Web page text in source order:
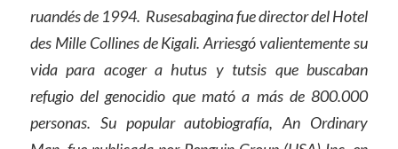
ruandés de 1994. Rusesabagina fue director del Hotel
des Mille Collines de Kigali. Arriesgó valientemente su
vida para acoger a hutus y tutsis que buscaban
refugio del genocidio que mató a más de 800.000
personas. Su popular autobiografía, An Ordinary